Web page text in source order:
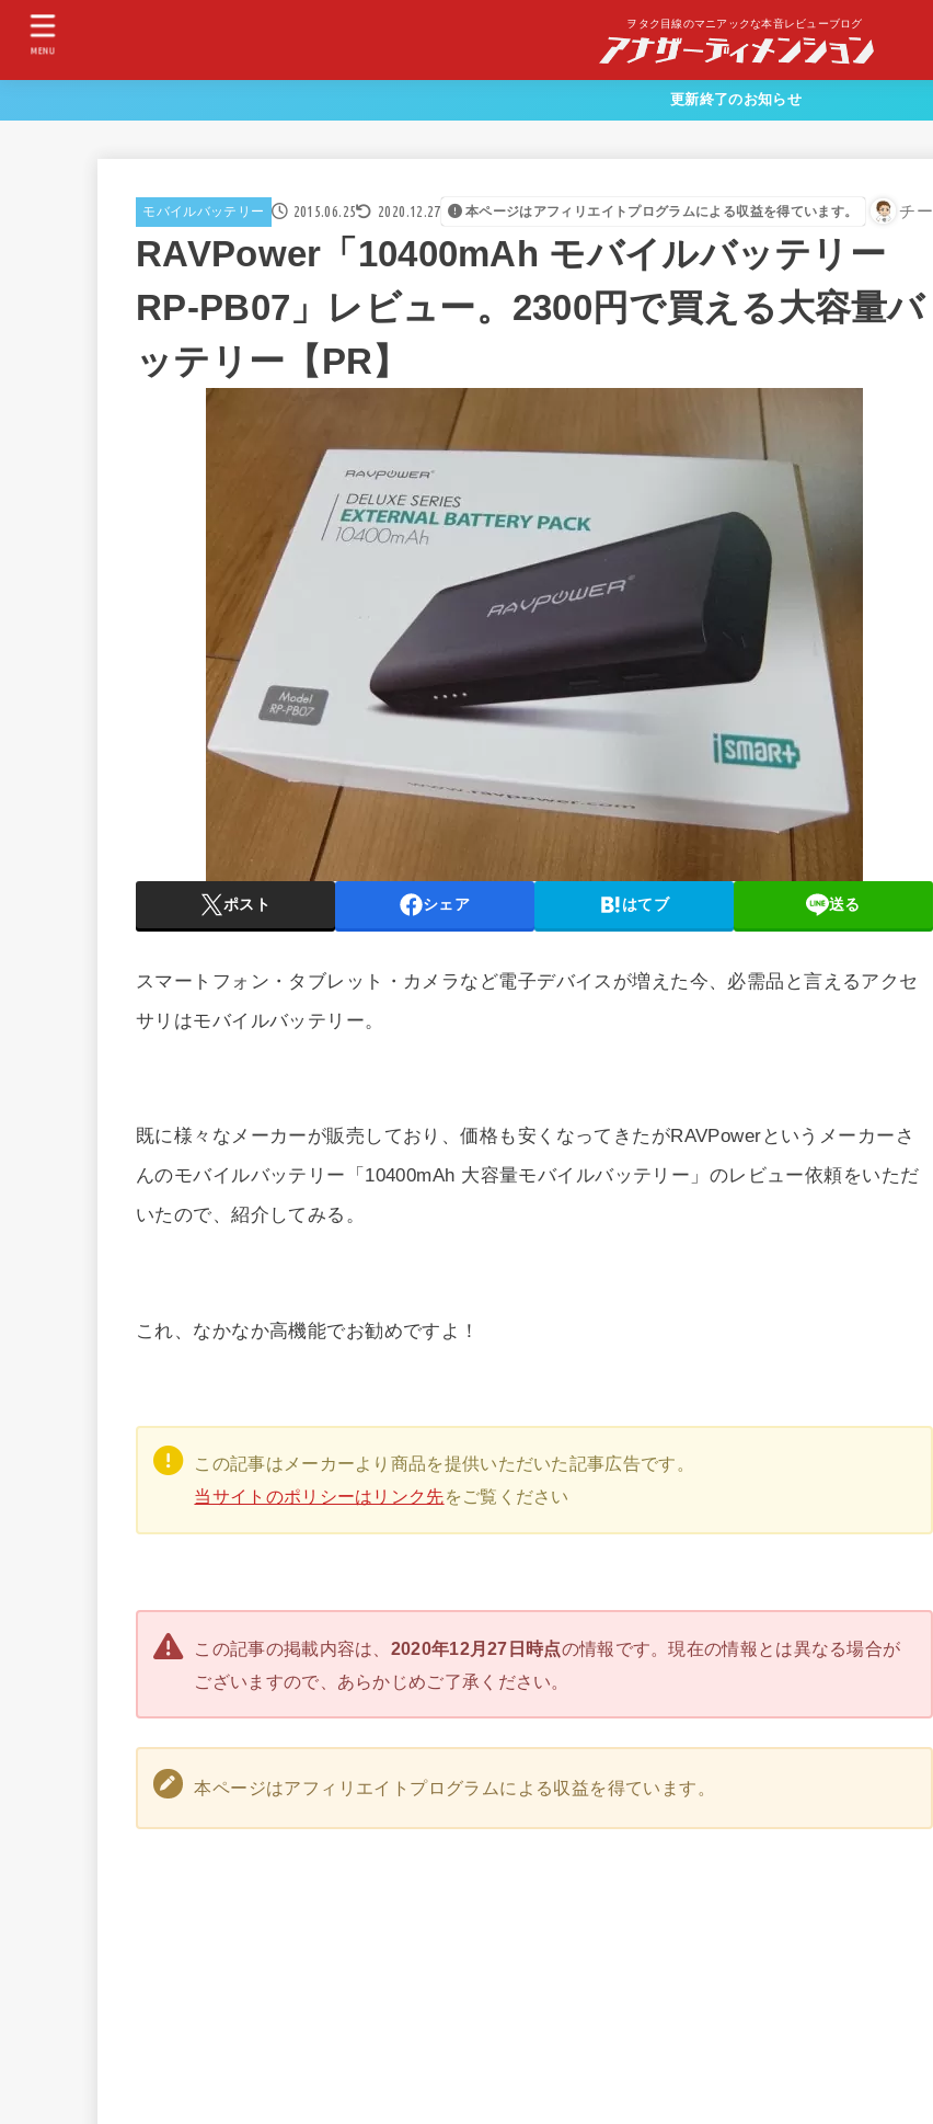
ヲタク目線のマニアックな本音レビューブログ
MENU
更新終了のお知らせ
モバイルバッテリー 2015.06.25 2020.12.27 本ページはアフィリエイトプログラムによる収益を得ています。 チー
RAVPower「10400mAh モバイルバッテリー
RP-PB07」レビュー。2300円で買える大容量バ
ッテリー【PR】
ポスト シェア はてブ 送る
スマートフォン・タブレット・カメラなど電子デバイスが増えた今、必需品と言えるアクセ
サリはモバイルバッテリー。
既に様々なメーカーが販売しており、価格も安くなってきたがRAVPowerというメーカーさ
んのモバイルバッテリー「10400mAh 大容量モバイルバッテリー」のレビュー依頼をいただ
いたので、紹介してみる。
これ、なかなか高機能でお勧めですよ！
この記事はメーカーより商品を提供いただいた記事広告です。
当サイトのポリシーはリンク先をご覧ください
この記事の掲載内容は、 2020年12月27日時点の情報です。現在の情報とは異なる場合が
ございますので、あらかじめご了承ください。
本ページはアフィリエイトプログラムによる収益を得ています。